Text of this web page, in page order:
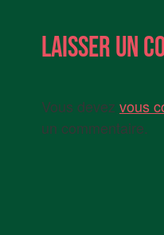
Laisser un
Vous devez vous
un commentaire.